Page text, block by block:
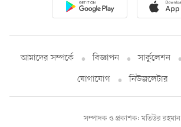
আমাদের সম্পর্কে বিজ্ঞাপন সার্কুলেশন
যোগাযোগ
নিউজলেটার
সম্পাদক ও প্রকাশক: মতিউর রহমান